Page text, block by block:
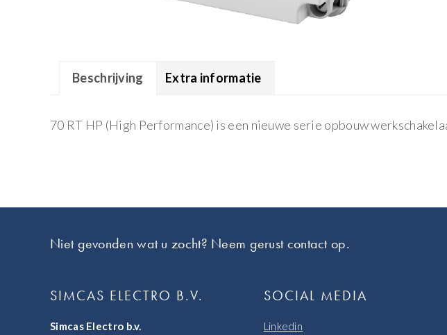
Beschrijving Extra informatie
70 RT HP (High Performance) is een nieuwe serie opbouw
Niet gevonden wat u zocht? Neem gerust contact op.
SIMCAS ELECTRO B.V.
Simcas Electro b.v.
SOCIAL MEDIA
Linkedin